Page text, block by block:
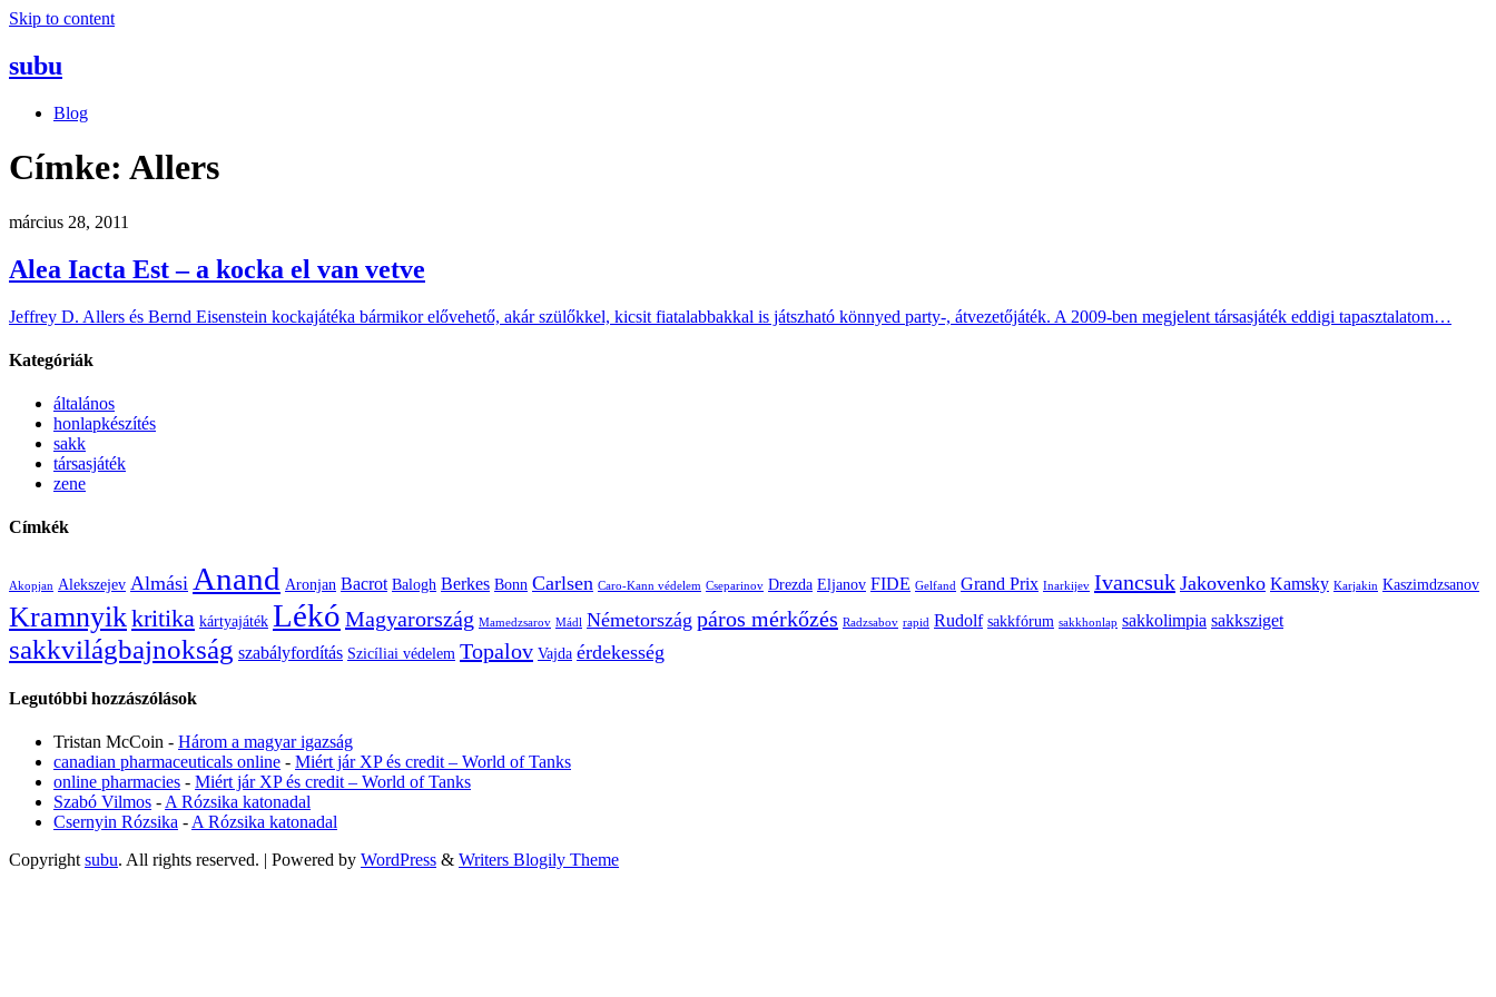
Skip to content
subu
Blog
Címke: Allers
március 28, 2011
Alea Iacta Est – a kocka el van vetve
Jeffrey D. Allers és Bernd Eisenstein kockajátéka bármikor elővehető, akár szülőkkel, kicsit fiatalabbakkal is játszható könnyed party-, átvezetőjáték. A 2009-ben megjelent társasjáték eddigi tapasztalatom…
Kategóriák
általános
honlapkészítés
sakk
társasjáték
zene
Címkék
Akopjan Alekszejev Almási Anand Aronjan Bacrot Balogh Berkes Bonn Carlsen Caro-Kann védelem Cseparinov Drezda Eljanov FIDE Gelfand Grand Prix Inarkijev Ivancsuk Jakovenko Kamsky Karjakin Kaszimdzsanov
Kramnyikkritika kártyajáték Lékó Magyarország Mamedzsarov Mádl Németország páros mérkőzés Radzsabov rapid Rudolf sakkfórum sakkhonlap sakkolimpia sakksziget
sakkvilágbajnokság szabályfordítás Szicíliai védelem Topalov Vajda érdekesség
Legutóbbi hozzászólások
Tristan McCoin - Három a magyar igazság
canadian pharmaceuticals online - Miért jár XP és credit – World of Tanks
online pharmacies - Miért jár XP és credit – World of Tanks
Szabó Vilmos - A Rózsika katonadal
Csernyin Rózsika - A Rózsika katonadal
Copyright subu. All rights reserved. | Powered by WordPress & Writers Blogily Theme